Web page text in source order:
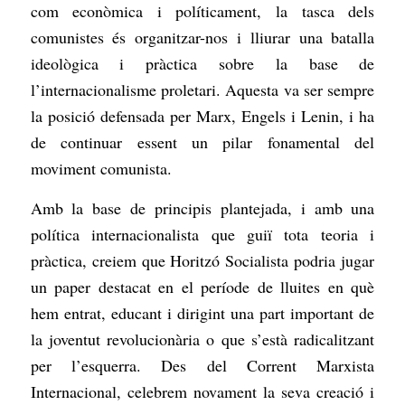
com econòmica i políticament, la tasca dels
comunistes és organitzar-nos i lliurar una batalla
ideològica i pràctica sobre la base de
l’internacionalisme proletari. Aquesta va ser sempre
la posició defensada per Marx, Engels i Lenin, i ha
de continuar essent un pilar fonamental del
moviment comunista.
Amb la base de principis plantejada, i amb una
política internacionalista que guiï tota teoria i
pràctica, creiem que Horitzó Socialista podria jugar
un paper destacat en el període de lluites en què
hem entrat, educant i dirigint una part important de
la joventut revolucionària o que s’està radicalitzant
per l’esquerra. Des del Corrent Marxista
Internacional, celebrem novament la seva creació i